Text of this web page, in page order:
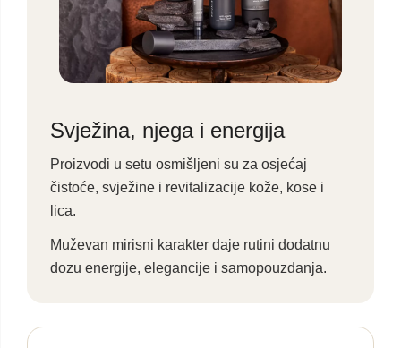
Svježina, njega i energija
Proizvodi u setu osmišljeni su za osjećaj
čistoće, svježine i revitalizacije kože, kose i
lica.
Muževan mirisni karakter daje rutini dodatnu
dozu energije, elegancije i samopouzdanja.